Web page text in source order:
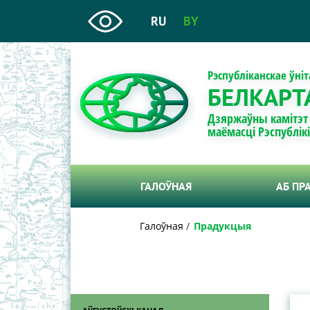
RU BY
Рэспубліканскае
Дзяржаўны
маёмасці
ГАЛОЎНАЯ АБ
Галоўная Прадукцыя